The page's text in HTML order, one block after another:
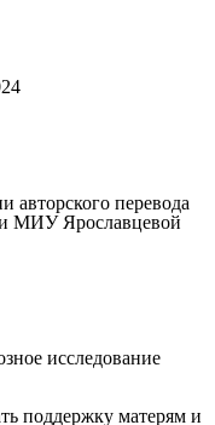
авторского перевода
МИУ Ярославцевой
исследование
поддержку матерям и